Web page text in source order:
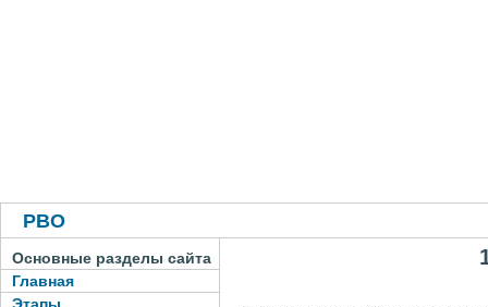
РВО
Основные разделы сайта
Главная